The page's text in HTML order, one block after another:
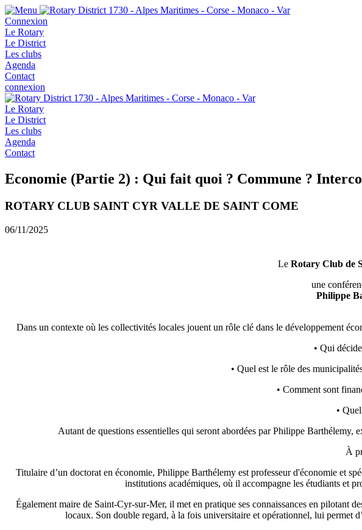
Connexion
Le Rotary
Le District
Les clubs
Agenda
Contact
connexion
Le Rotary
Le District
Les clubs
Agenda
Contact
Economie (Partie 2) : Qui fait quoi ? Commune ?
ROTARY CLUB SAINT CYR VALLE DE SAINT COME
06/11/2025
Le Rotary Club de
une
Philippe
Dans un contexte où les collectivités locales jouent un rôle clé dans le développement
• Qui
• Quel est le rôle des
• Comment sont
•
Autant de questions essentielles qui seront abordées par Philippe Barthélemy,
À
Titulaire d’un doctorat en économie, Philippe Barthélemy est professeur d'économie et
institutions académiques, où il accompagne les étudiants et
Également maire de Saint-Cyr-sur-Mer, il met en pratique ses connaissances en pilotant
locaux. Son double regard, à la fois universitaire et opérationnel, lui permet